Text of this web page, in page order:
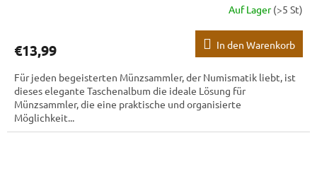
Auf Lager(>5 St)
€13,99 In den Warenkorb
Für jeden begeisterten Münzsammler, der Numismatik liebt, ist
dieses elegante Taschenalbum die ideale Lösung für
Münzsammler, die eine praktische und organisierte
Möglichkeit...